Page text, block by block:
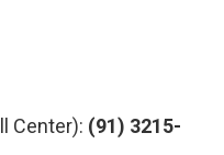
Center): (91) 3215-